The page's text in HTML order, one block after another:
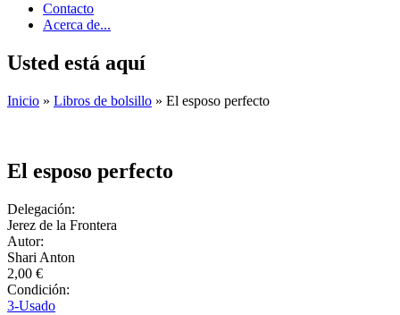
Contacto
Acerca de...
Usted está aquí
Inicio » Libros de bolsillo » El esposo perfecto
El esposo perfecto
Delegación:
Jerez de la Frontera
Autor:
Shari Anton
2,00 €
Condición:
3-Usado